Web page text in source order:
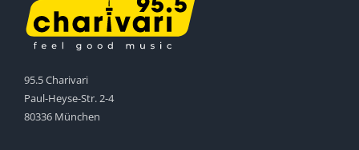
95.5 Charivari
Paul-Heyse-Str. 2-4
80336 München